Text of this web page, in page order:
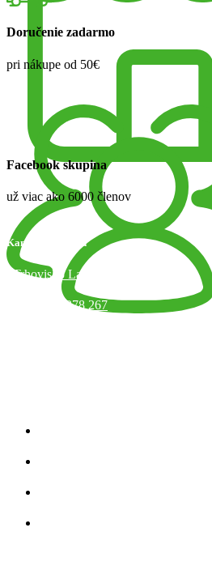
Doručenie zadarmo
pri nákupe od 50€
Facebook skupina
už viac ako 6000 členov
Kamenný obchod
Trhovisko Latorická 1, Bratislava
+421 918 378 267